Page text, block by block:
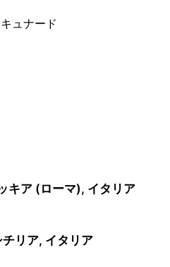
キュナード
キア (ローマ), イタリア
リア, イタリア